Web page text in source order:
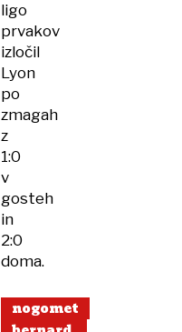
ligo
prvakov
izločil
Lyon
po
zmagah
z
1:0
v
gosteh
in
2:0
doma.
nogomet